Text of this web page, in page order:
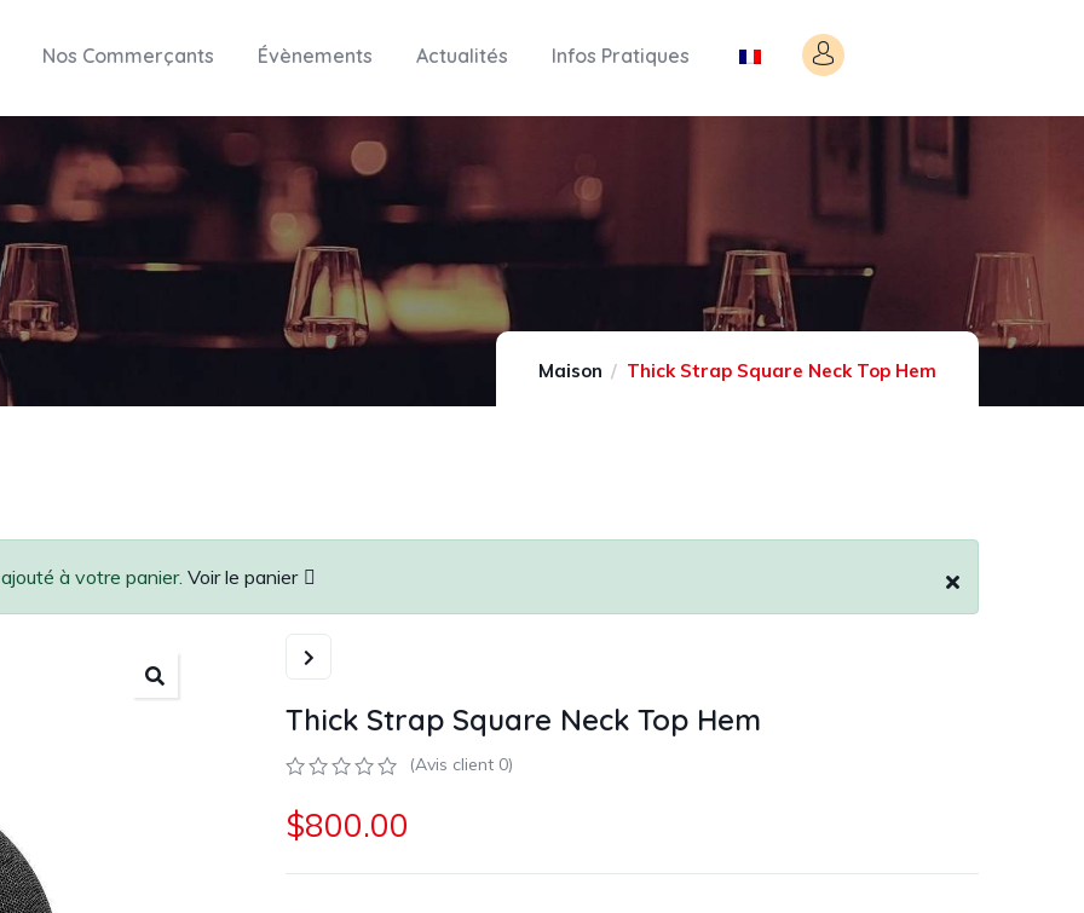
Nos Commerçants Évènements Actualités Infos Pratiques
Maison Thick Strap Square Neck Top Hem
à votre panier. Voir le panier
Thick Strap Square Neck Top Hem
sur
basé
(Avis client 0)
$800.00